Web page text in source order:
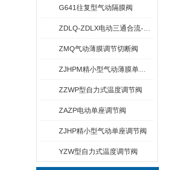
G641往复型气动隔膜阀
ZMQ气动薄膜调节切断阀
ZZWP型自力式温度调节阀
ZAZP电动单座调节阀
ZJHP精小型气动单座调节阀
YZW型自力式温度调节阀